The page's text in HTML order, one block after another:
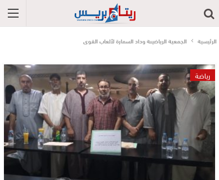
الرئيسية الجمعية الرياضيىة وداد السمارة لألعاب القوى
رياضة